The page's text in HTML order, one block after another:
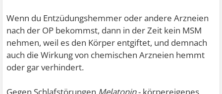
Wenn du Entzüdungshemmer oder andere Arzneien
nach der OP bekommst, dann in der Zeit kein MSM
nehmen, weil es den Körper entgiftet, und demnach
auch die Wirkung von chemischen Arzneien hemmt
oder gar verhindert.